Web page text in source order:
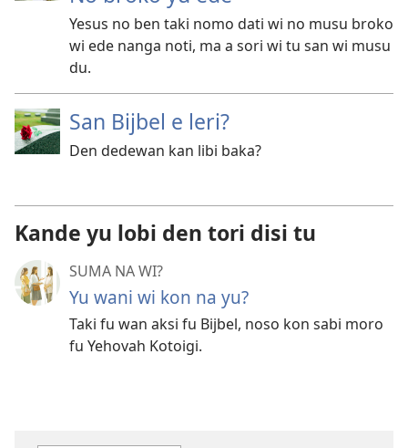
Yesus no ben taki nomo dati wi no musu broko
wi ede nanga noti, ma a sori wi tu san wi musu
du.
San Bijbel e leri?
Den dedewan kan libi baka?
Kande yu lobi den tori disi tu
SUMA NA WI?
Yu wani wi kon na yu?
Taki fu wan aksi fu Bijbel, noso kon sabi moro
fu Yehovah Kotoigi.